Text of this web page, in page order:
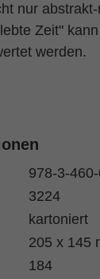
nur
Zeit"
werden.
978-3-
3224
kartoniert
205 x 145
184